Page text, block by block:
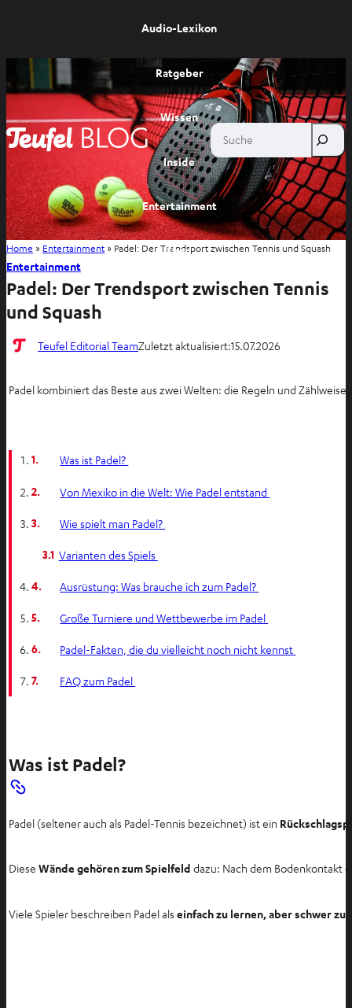
Audio-Lexikon
Ratgeber
Wissen
Inside
Entertainment
Shop
Suche
Home » Entertainment » Padel: Der Trendsport zwischen Tennis und Squash
Entertainment
Padel: Der Trendsport zwischen Tennis
und Squash
Teufel Editorial TeamZuletzt aktualisiert:15.07.2026
Padel kombiniert das Beste aus zwei Welten: die Regeln und
1. Was ist Padel?
2. Von Mexiko in die Welt: Wie Padel entstand
3. Wie spielt man Padel?
3.1 Varianten des Spiels
4. Ausrüstung: Was brauche ich zum Padel?
5. Große Turniere und Wettbewerbe im Padel
6. Padel-Fakten, die du vielleicht noch nicht kennst
7. FAQ zum Padel
Was ist Padel?
Padel (seltener auch als Padel-Tennis bezeichnet) ist ein
Diese Wände gehören zum Spielfeld dazu: Nach dem Bodenkontakt
Viele Spieler beschreiben Padel als einfach zu lernen, aber schwer zu